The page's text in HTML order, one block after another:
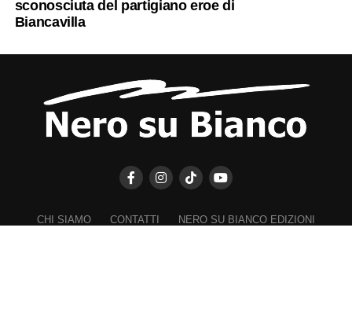
sconosciuta del partigiano eroe di
Biancavilla
CHI SIAMO CONTATTI
NERO SU BIANCO EDIZIONI